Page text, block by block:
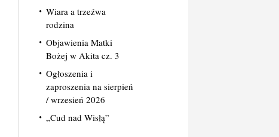
Wiara a trzeźwa
rodzina
Objawienia Matki
Bożej w Akita cz. 3
Ogłoszenia i
zaproszenia na sierpień
/ wrzesień 2026
„Cud nad Wisłą”